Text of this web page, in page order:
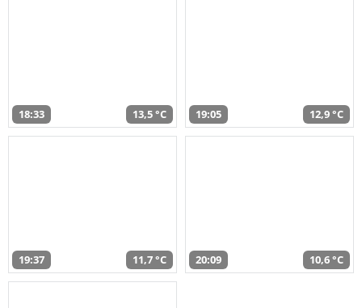
18:33 13,5 °C 19:05 12,9 °C
19:37 11,7 °C 20:09 10,6 °C